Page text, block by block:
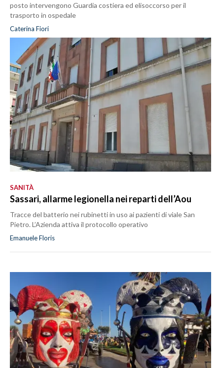
posto intervengono Guardia costiera ed elisoccorso per il
trasporto in ospedale
Caterina Fiori
SANITÀ
Sassari, allarme legionella nei reparti dell’Aou
Tracce del batterio nei rubinetti in uso ai pazienti di viale San
Pietro. L’Azienda attiva il protocollo operativo
Emanuele Floris